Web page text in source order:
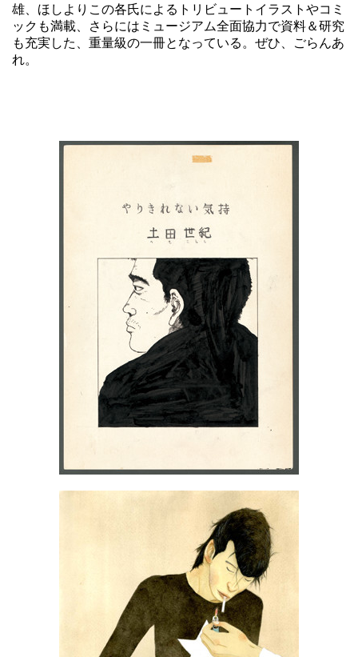
雄、ほしよりこの各氏によるトリビュートイラストやコミ
ックも満載、さらにはミュージアム全面協力で資料＆研究
も充実した、重量級の一冊となっている。ぜひ、ごらんあ
れ。